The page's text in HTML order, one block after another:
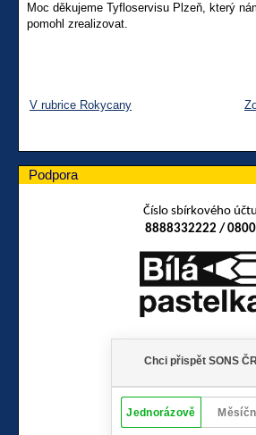
Moc děkujeme Tyfloservisu Plzeň, který
pomohl zrealizovat.
V rubrice Rokycany
Podpora
Číslo sbírkového účtu
8888332222 / 0800